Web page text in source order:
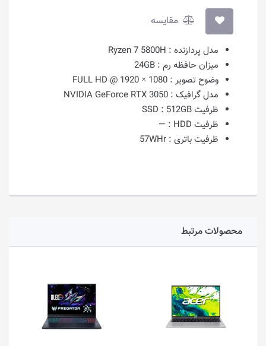
مقایسه
مدل پردازنده : Ryzen 7 5800H
میزان حافظه رم : 24GB
وضوح تصویر : 1080 × 1920 @ FULL HD
مدل گرافیک : NVIDIA GeForce RTX 3050
ظرفیت SSD :512GB
ظرفیت HDD :
—
ظرفیت باتری : 57WHr
محصولات مرتبط